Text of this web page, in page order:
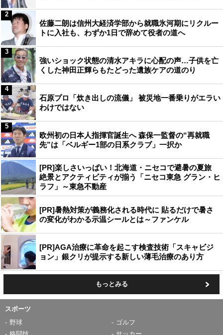
佐藤二朗は信州大経済学部から就職氷河期にリクルー
トに入社も、わずか1日で辞めて役者の道へ
2
強いショック状態の清水アキラに心配の声…子供を亡
くした神田正輝らもたどった遺族ケアの道のり
3
石原プロ「炊き出しの流儀」 被災地一番乗りがエラい
わけではない
4
欧州初の日本人指揮官誕生へ 森保一監督の“再就職
先”は「ベルギー1部の日系クラブ」一択か
5
[PR]楽しさいっぱい！北海道・ニセコで避暑の夏旅
絶景とアクティビティが揃う「ニセコ東急 グラン・ヒ
ラフ」～東急不動産
[PR]暑熱対策が義務化される時代に 貼るだけで暑さ
の変化がわかる示温シールとは～ファンケル
[PR]AGA治療に革命を起こす検査技術「スキャビジ
ョン」銀クリが提示する新しい薄毛治療のあり方
もっとみる
スポーツ
野球
ゴルフ